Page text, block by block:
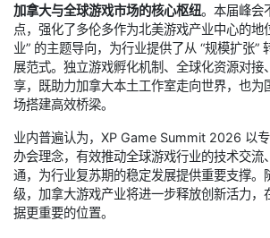
加拿大与全球游戏市场的核心枢纽。本届峰会
点，强化了多伦多作为北美游戏产业中心的地
业” 的主题导向，为行业提供了从 “规模扩张”
展范式。独立游戏孵化机制、全球化资源对接
享，既助力加拿大本土工作室走向世界，也为
场搭建高效桥梁。
业内普遍认为，XP Game Summit 2026 以
办会理念，有效推动全球游戏行业的技术交流
通，为行业复苏期的稳定发展提供重要支撑。
级，加拿大游戏产业将进一步释放创新活力，
据更重要的位置。